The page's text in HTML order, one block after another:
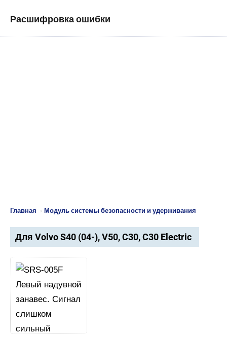
Расшифровка ошибки
Главная › Модуль системы безопасности и удерживания
Для Volvo S40 (04-), V50, C30, C30 Electric